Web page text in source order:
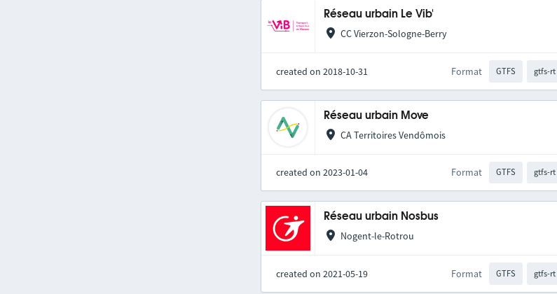
Réseau urbain Le Vib'
CC Vierzon-Sologne-Berry
created on 2018-10-31 Format GTFS gtfs-rt
Réseau urbain Move
CA Territoires Vendômois
created on 2023-01-04 Format GTFS gtfs-rt
Réseau urbain Nosbus
Nogent-le-Rotrou
created on 2021-05-19 Format GTFS gtfs-rt